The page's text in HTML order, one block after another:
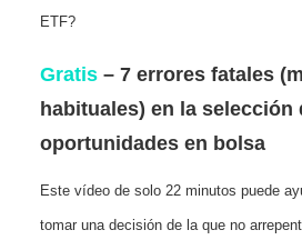
ETF?
Gratis – 7 errores fatales
habituales) en la selección
oportunidades en bolsa
Este vídeo de solo 22 minutos puede
tomar una decisión de la que no